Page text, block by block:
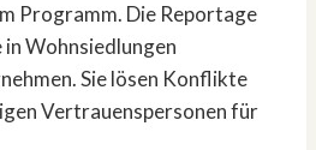
Programm. Die Reportage
Wohnsiedlungen
Sie lösen Konflikte
Vertrauenspersonen für